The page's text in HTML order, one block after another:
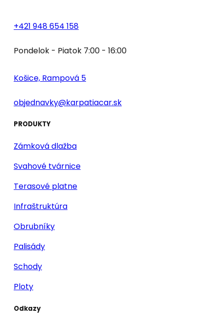
+421 948 654 158
Pondelok - Piatok 7:00 - 16:00
Košice, Rampová 5
objednavky@karpatiacar.sk
PRODUKTY
Zámková dlažba
Svahové tvárnice
Terasové platne
Infraštruktúra
Obrubníky
Palisády
Schody
Ploty
Odkazy